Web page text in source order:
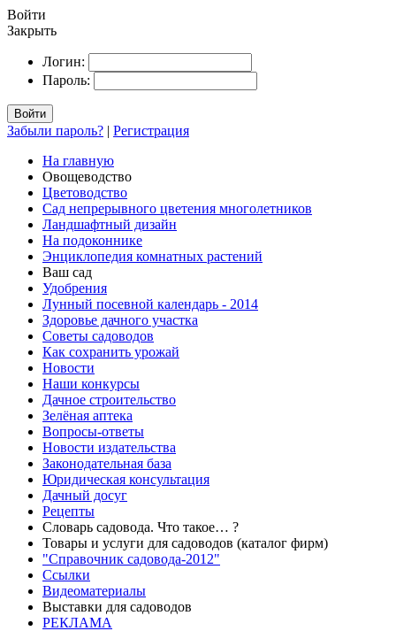
Войти
Закрыть
Логин:
Пароль:
Войти
Забыли пароль? | Регистрация
На главную
Овощеводство
Цветоводство
Сад непрерывного цветения многолетников
Ландшафтный дизайн
На подоконнике
Энциклопедия комнатных растений
Ваш сад
Удобрения
Лунный посевной календарь - 2014
Здоровье дачного участка
Советы садоводов
Как сохранить урожай
Новости
Наши конкурсы
Дачное строительство
Зелёная аптека
Вопросы-ответы
Новости издательства
Законодательная база
Юридическая консультация
Дачный досуг
Рецепты
Словарь садовода. Что такое… ?
Товары и услуги для садоводов (каталог фирм)
"Справочник садовода-2012"
Ссылки
Видеоматериалы
Выставки для садоводов
РЕКЛАМА